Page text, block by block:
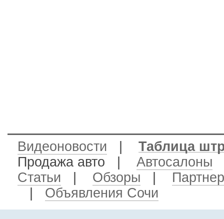
Видеоновости
Таблица
Продажа авто
Автосалоны
Статьи
Обзоры
Объявления Сочи